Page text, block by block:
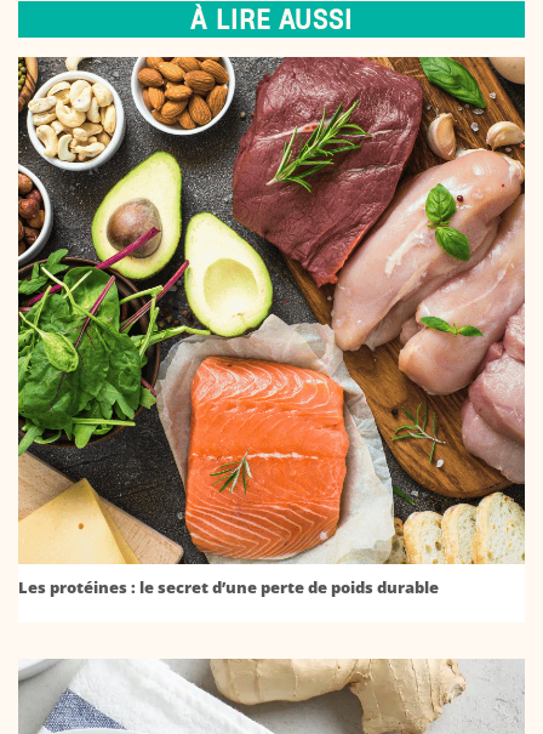
À LIRE AUSSI
Les protéines : le secret d’une perte de poids durable